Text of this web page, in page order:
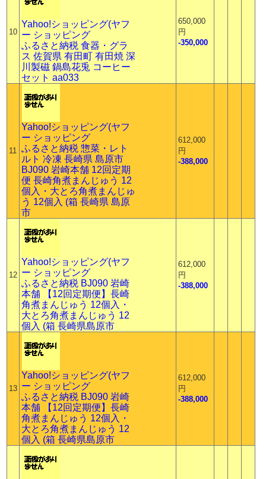
10
Yahoo!ショッピング(ヤフ
ー ショッピング
ふるさと納税 食器・グラ
ス 佐賀県 有田町 有田焼 深
川製磁 鍋島花兎 コーヒー
セット aa033
650,000
円
-350,000
11
Yahoo!ショッピング(ヤフ
ー ショッピング
ふるさと納税 惣菜・レト
ルト 冷凍 長崎県 島原市
BJ090 岩崎本舗 12回定期
便 長崎角煮まんじゅう 12
個入・大とろ角煮まんじゅ
う 12個入 (箱 長崎県 島原
市
612,000
円
-388,000
12
Yahoo!ショッピング(ヤフ
ー ショッピング
ふるさと納税 BJ090 岩崎
本舗 【12回定期便】長崎
角煮まんじゅう 12個入・
大とろ角煮まんじゅう 12
個入 (箱 長崎県島原市
612,000
円
-388,000
13
Yahoo!ショッピング(ヤフ
ー ショッピング
ふるさと納税 BJ090 岩崎
本舗 【12回定期便】長崎
角煮まんじゅう 12個入・
大とろ角煮まんじゅう 12
個入 (箱 長崎県島原市
612,000
円
-388,000